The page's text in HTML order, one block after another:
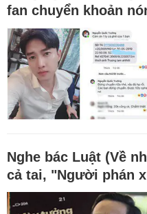
fan chuyển khoản
Nghe bác Luật (Về
cả tai, "Người phán